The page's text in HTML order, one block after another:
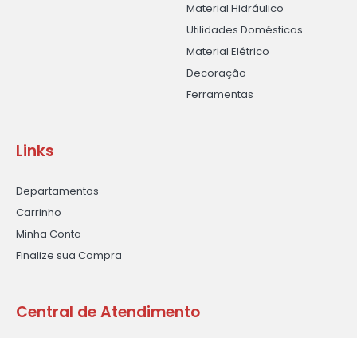
Material Hidráulico
Utilidades Domésticas
Material Elétrico
Decoração
Ferramentas
Links
Departamentos
Carrinho
Minha Conta
Finalize sua Compra
Central de Atendimento